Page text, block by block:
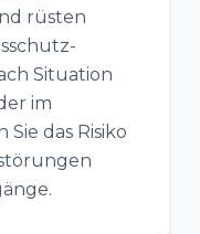
rüsten
Situation
im
das Risiko